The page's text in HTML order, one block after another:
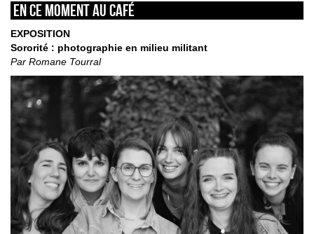
En ce moment au café
EXPOSITION
Sororité : photographie en milieu militant
Par Romane Tourral